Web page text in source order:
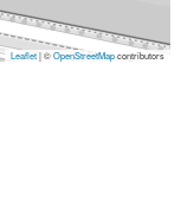
Leaflet| ©OpenStreetMapcontributors